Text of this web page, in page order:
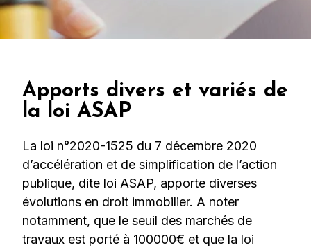
Apports divers et variés de
la loi ASAP
La loi n°2020-1525 du 7 décembre 2020
d’accélération et de simplification de l’action
publique, dite loi ASAP, apporte diverses
évolutions en droit immobilier. A noter
notamment, que le seuil des marchés de
travaux est porté à 100000€ et que la loi